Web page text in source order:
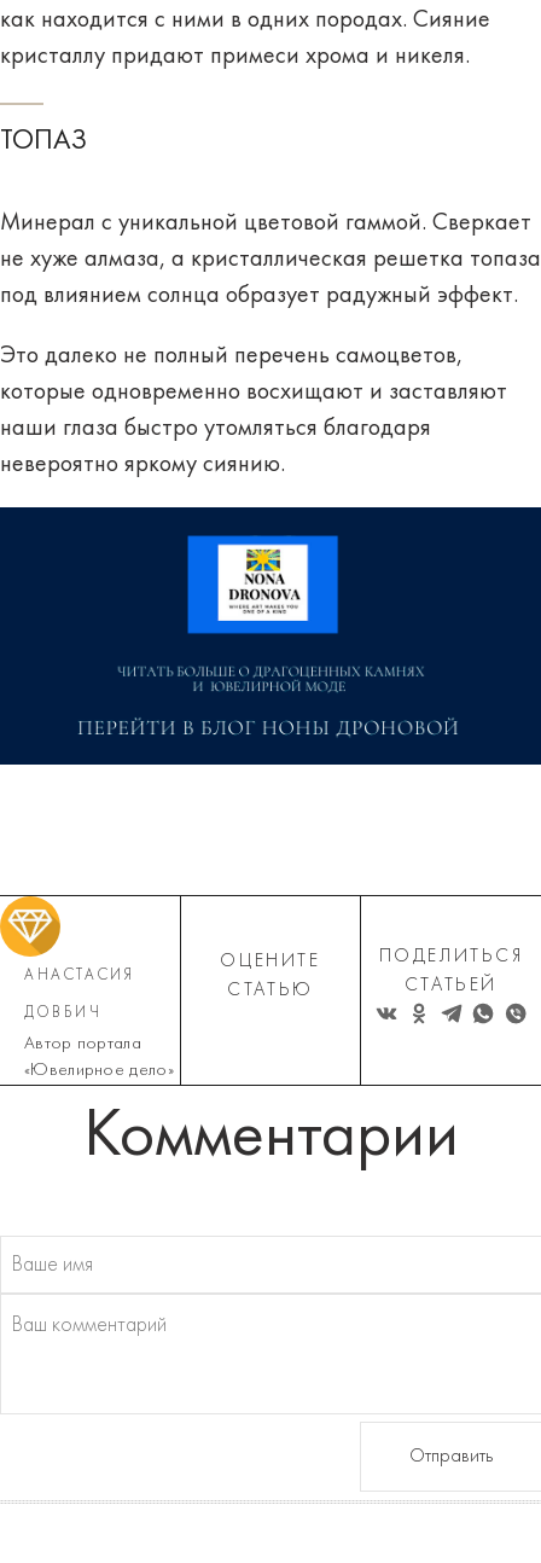
как находится с ними в одних породах. Сияние
кристаллу придают примеси хрома и никеля.
ТОПАЗ
Минерал с уникальной цветовой гаммой. Сверкает
не хуже алмаза, а кристаллическая решетка топаза
под влиянием солнца образует радужный эффект.
Это далеко не полный перечень самоцветов,
которые одновременно восхищают и заставляют
наши глаза быстро утомляться благодаря
невероятно яркому сиянию.
АНАСТАСИЯ
ДОВБИЧ
Автор портала
«Ювелирное дело»
ОЦЕНИТЕ
СТАТЬЮ
ПОДЕЛИТЬСЯ
СТАТЬЕЙ
Комментарии
Отправить